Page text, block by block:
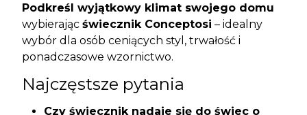
Podkreśl wyjątkowy klimat swojego domu
wybierając świecznik Conceptosi – idealny
wybór dla osób ceniących styl, trwałość i
ponadczasowe wzornictwo.
Najczęstsze pytania
Czy świecznik nadaje się do świec o